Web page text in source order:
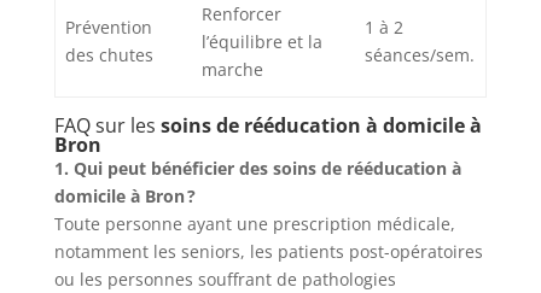
Prévention
des chutes
Renforcer
l’équilibre et la
marche
1 à 2
séances/sem.
FAQ sur les soins de rééducation à domicile à
Bron
1. Qui peut bénéficier des soins de rééducation à
domicile à Bron ?
Toute personne ayant une prescription médicale,
notamment les seniors, les patients post-opératoires
ou les personnes souffrant de pathologies